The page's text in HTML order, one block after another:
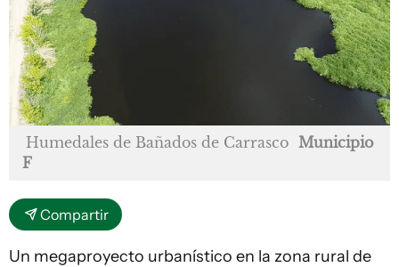
Humedales de Bañados de Carrasco Municipio
F
Compartir
Un megaproyecto urbanístico en la zona rural de